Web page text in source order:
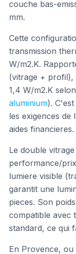
couche bas-
mm.
Cette
transmission
W/m2.K.
(vitrage + profil),
1,4 W/m2.K
aluminium).
les exigences de
aides financieres.
Le double
performance/
lumiere visible
garantit une
pieces. Son
compatible avec
standard, ce qui
En Provence,